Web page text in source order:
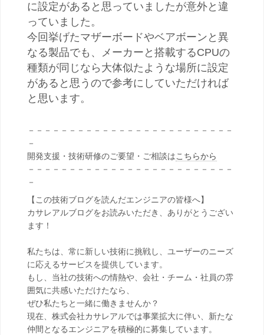
に設定があると思っていましたが意外と違
っていました。
今回挙げたマザーボードやベアボーンと異
なる製品でも、メーカーと搭載するCPUの
種類が同じなら大体似たような場所に設定
があると思うので参考にしていただければ
と思います。
－－－－－－－－－－－－－－－－－－－－－－－－－
－
開発支援・技術研修のご要望・ご相談はこちらから
－－－－－－－－－－－－－－－－－－－－－－－－－
－
【この技術ブログを読んだエンジニアの皆様へ】
カサレアルブログをお読みいただき、ありがとうござい
ます！
私たちは、常に新しい技術に挑戦し、ユーザーのニーズ
に応えるサービスを提供しています。
もし、当社の技術への情熱や、会社・チーム・社員の雰
囲気に共感いただけたなら、
ぜひ私たちと一緒に働きませんか？
現在、株式会社カサレアルでは事業拡大に伴い、新たな
仲間となるエンジニアを積極的に募集しています。